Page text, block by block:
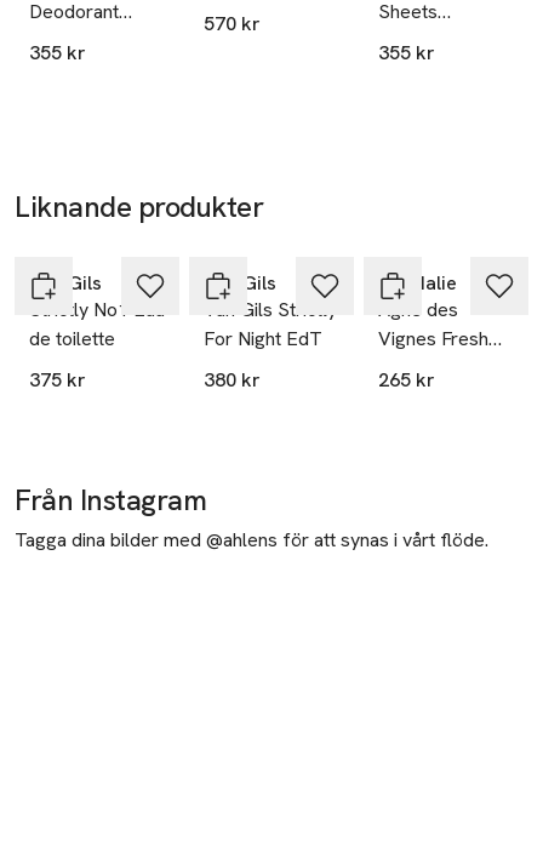
Deodorant
Stick, 75 ml
355 kr
570 kr
Sheets
Deodorant Stick
355 kr
Liknande produkter
Van Gils
Strictly No1 Eau
de toilette
375 kr
Van Gils
Van Gils Strictly
For Night EdT
380 kr
Caudalie
Agne des
Vignes Fresh
Fragrance
265 kr
Från Instagram
Tagga dina bilder med @ahlens för att synas i vårt flöde.